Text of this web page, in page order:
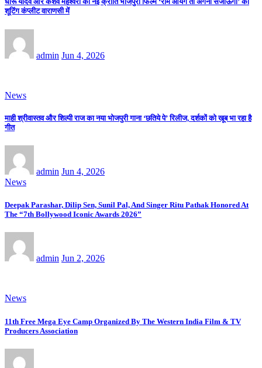
शूटिंग कंप्लीट वाराणसी में
admin Jun 4, 2026
News
माही श्रीवास्तव और शिल्पी राज का नया भोजपुरी गाना ‘छतिये पे’ रिलीज, दर्शकों को खूब भा रहा है
गीत
admin Jun 4, 2026
News
Deepak Parashar, Dilip Sen, Sunil Pal, And Singer Ritu Pathak Honored At
The “7th Bollywood Iconic Awards 2026”
admin Jun 2, 2026
News
11th Free Mega Eye Camp Organized By The Western India Film & TV
Producers Association